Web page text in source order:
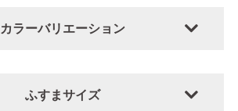
カラーバリエーション
ふすまサイズ